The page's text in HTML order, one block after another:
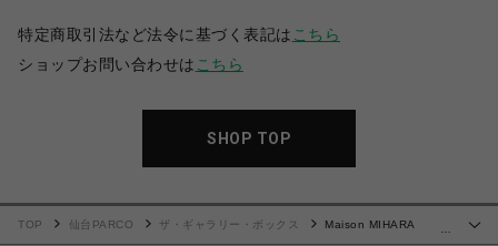
特定商取引法など法令に基づく表記は こちら
ショップお問い合わせは こちら
SHOP TOP
TOP 仙台PARCO ザ・ギャラリー・ボックス
Maison MIHARA